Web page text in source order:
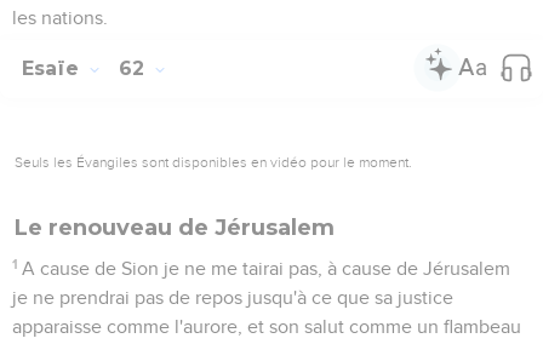
les nations.
Esaïe 62
Seuls les Évangiles sont disponibles en vidéo pour le moment.
Le renouveau de Jérusalem
1 A cause de Sion je ne me tairai pas, à cause de Jérusalem
je ne prendrai pas de repos jusqu'à ce que sa justice
apparaisse comme l'aurore, et son salut comme un flambeau